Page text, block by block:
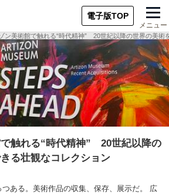
電子版TOP
メニュー
ン美術館で触れる“時代精神” 20世紀以降の世界の美術
触れる“時代精神” 20世紀以降の
る壮観なコレクション
ある。美術作品の収集、保存、展示だ。 広